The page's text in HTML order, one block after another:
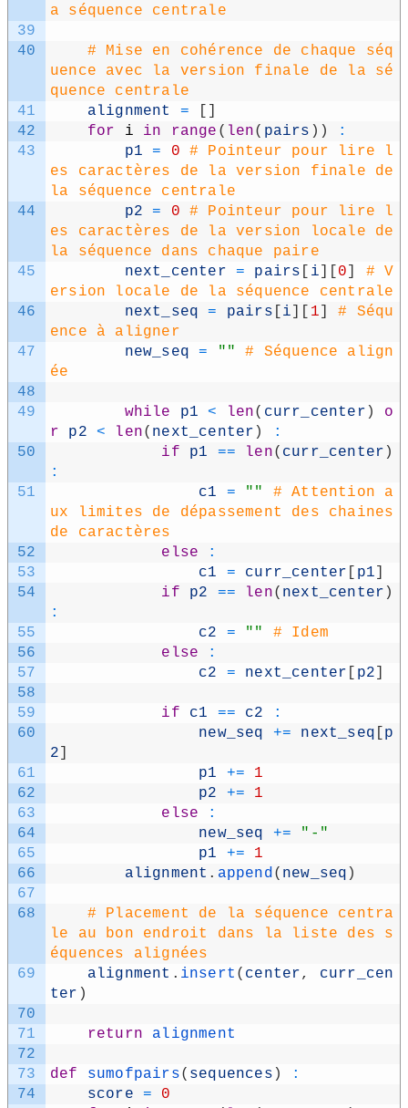
39
40
41
42
43
44
45
46
47
48
49
50
51
52
53
54
55
56
57
58
59
60
61
62
63
64
65
66
67
68
69
70
71
72
73
74
a séquence centrale
# Mise en cohérence de chaque séq
uence avec la version finale de la sé
quence centrale
alignment
=
for
i in range ( len( pairs ) )
:
p1
= 0
# Pointeur pour lire l
es caractères de la version finale de
la séquence centrale
p2
= 0
# Pointeur pour lire l
es caractères de la version locale de
la séquence dans chaque paire
next_​center
= pairs i 0
# V
ersion locale de la séquence centrale
next_​seq
= pairs i 1
# Séqu
ence à aligner
new_​seq
= ""
# Séquence align
ée
while p1 < len( curr_​center )
o
r
p2 < len( next_​center )
:
if
p1 == len( curr_​center )
:
c1
= ""
# Attention a
ux limites de dépassement des chaines
de caractères
else
:
c1
= curr_​center p1
if
p2 == len( next_​center )
:
c2
= ""
# Idem
else
:
c2
= next_​center p2
if c1 == c2
:
new_​seq
+= next_​seq
p
2
p1
+=
1
p2
+=
1
else
:
new_​seq
+=
"-"
p1
+=
1
alignment . append( new_​seq )
# Placement de la séquence centra
le au bon endroit dans la liste des s
équences alignées
alignment . insert ( center,
curr_​cen
ter )
return alignment
def sumofpairs( sequences )
:
score
=
0